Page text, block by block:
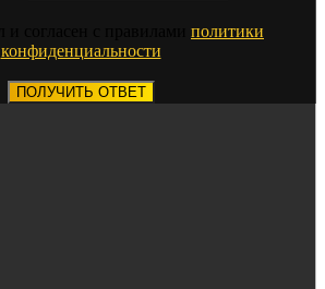
политики
конфиденциальности
ПОЛУЧИТЬ ОТВЕТ